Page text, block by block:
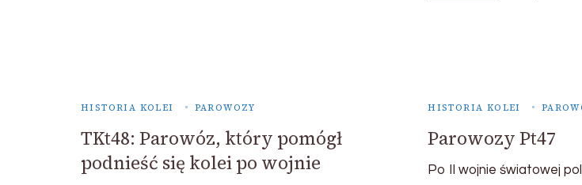
HISTORIA KOLEI PAROWOZY
TKt48: Parowóz, który pomógł
podnieść się kolei po wojnie
HISTORIA KOLEI
Parowozy Pt47
Po II wojnie światowej